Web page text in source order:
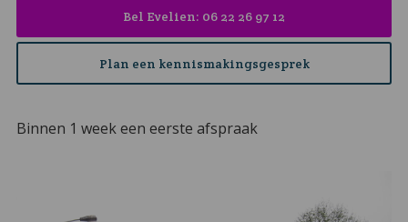
Bel Evelien: 06 22 26 97 12
Plan een kennismakingsgesprek
Binnen 1 week een eerste afspraak